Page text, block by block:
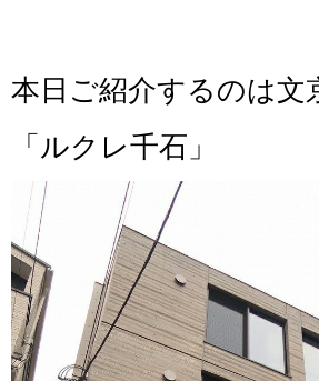
本日ご紹介するのは文
「ルクレ千石」